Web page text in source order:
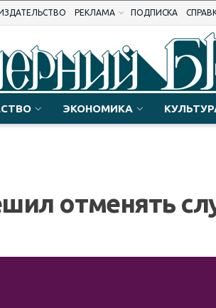
РЕКЛАМА ПОДПИСКА
ЭКОНОМИКА
отменять